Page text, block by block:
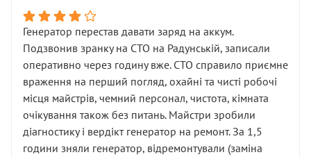
Генератор перестав давати заряд на аккум.
Подзвонив зранку на СТО на Радунській, записали
оперативно через годину вже. СТО справило приємне
враження на перший погляд, охайні та чисті робочі
місця майстрів, чемний персонал, чистота, кімната
очікування також без питань. Майстри зробили
діагностику і вердікт генератор на ремонт. За 1,5
години зняли генератор, відремонтували (заміна